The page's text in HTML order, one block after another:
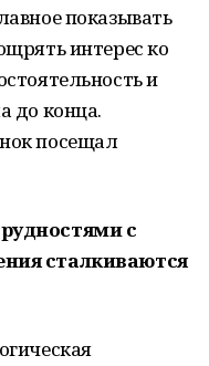
показывать
интерес ко
и
до конца.
посещал
с
сталкиваются